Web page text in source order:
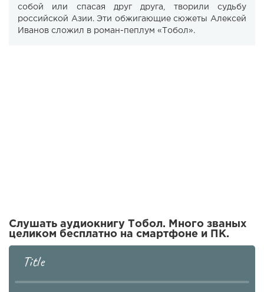
собой или спасая друг друга, творили судьбу
российской Азии. Эти обжигающие сюжеты Алексей
Иванов сложил в роман-пеплум «Тобол».
Слушать аудиокнигу Тобол. Много званых
целиком бесплатно на смартфоне и ПК.
Title